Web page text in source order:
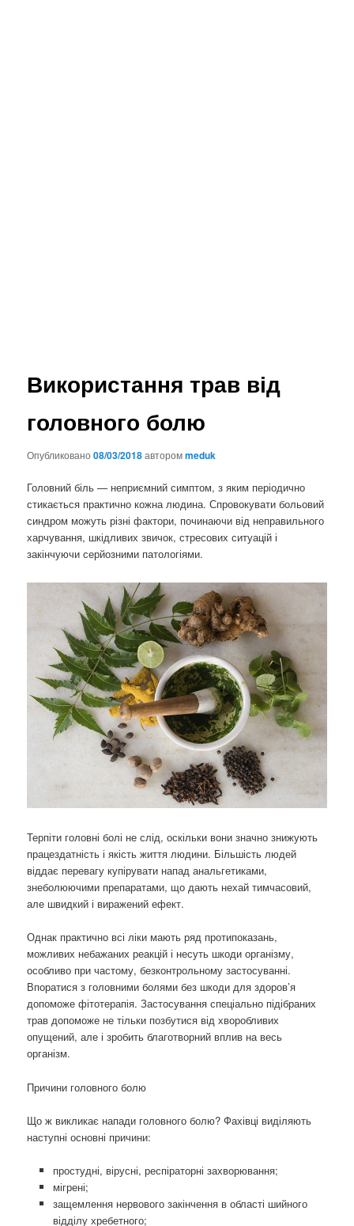
Використання трав від
головного болю
Опубликовано08/03/2018авторомmeduk
Головний біль — неприємний симптом, з яким періодично
стикається практично кожна людина. Спровокувати больовий
синдром можуть різні фактори, починаючи від неправильного
харчування, шкідливих звичок, стресових ситуацій і
закінчуючи серйозними патологіями.
Терпіти головні болі не слід, оскільки вони значно знижують
працездатність і якість життя людини. Більшість людей
віддає перевагу купірувати напад анальгетиками,
знеболюючими препаратами, що дають нехай тимчасовий,
але швидкий і виражений ефект.
Однак практично всі ліки мають ряд протипоказань,
можливих небажаних реакцій і несуть шкоди організму,
особливо при частому, безконтрольному застосуванні.
Впоратися з головними болями без шкоди для здоров’я
допоможе фітотерапія. Застосування спеціально підібраних
трав допоможе не тільки позбутися від хворобливих
опущений, але і зробить благотворний вплив на весь
організм.
Причини головного болю
Що ж викликає напади головного болю? Фахівці виділяють
наступні основні причини:
простудні, вірусні, респіраторні захворювання;
мігрені;
защемлення нервового закінчення в області шийного
відділу хребетного;